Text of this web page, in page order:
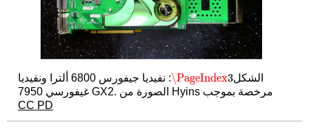
الشكل \PageIndex3
\PageIndex3
: نفيديا جيفورس 6800 ألترا ونفيديا
غيفورسي 7950 GX2. الصورة من Hyins مرخصة بموجب
CC PD